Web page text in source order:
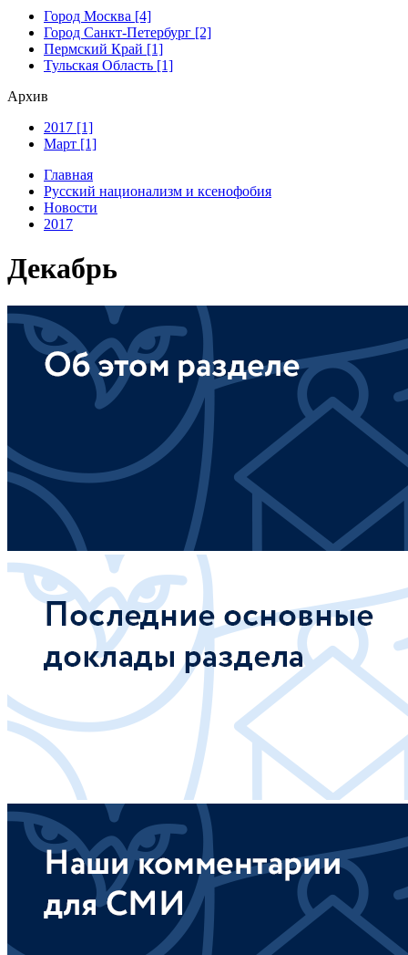
Город Москва [4]
Город Санкт-Петербург [2]
Пермский Край [1]
Тульская Область [1]
Архив
2017 [1]
Март [1]
Главная
Русский национализм и ксенофобия
Новости
2017
Декабрь